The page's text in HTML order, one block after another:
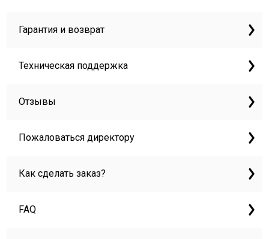
Гарантия и возврат
Техническая поддержка
Отзывы
Пожаловаться директору
Как сделать заказ?
FAQ